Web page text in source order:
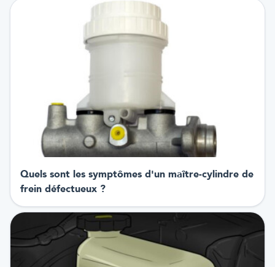
Quels sont les symptômes d'un maître-cylindre de
frein défectueux ?